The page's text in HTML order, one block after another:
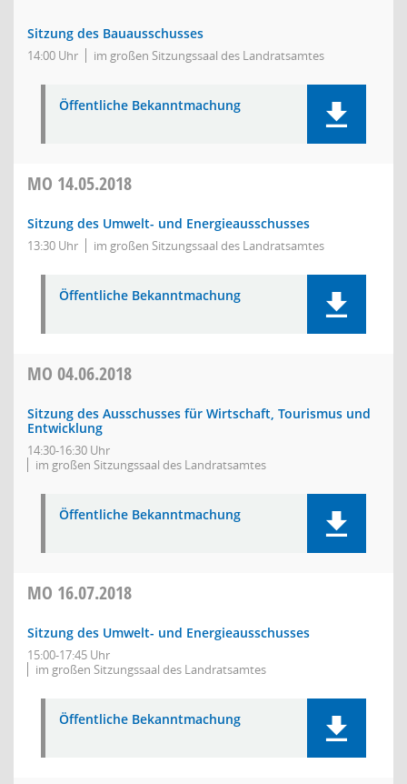
Sitzung des Bauausschusses
14:00 Uhr im großen Sitzungssaal des Landratsamtes
Öffentliche Bekanntmachung
MO 14.05.2018
Sitzung des Umwelt- und Energieausschusses
13:30 Uhr im großen Sitzungssaal des Landratsamtes
Öffentliche Bekanntmachung
MO 04.06.2018
Sitzung des Ausschusses für Wirtschaft, Tourismus und
Entwicklung
14:30-16:30 Uhr
im großen Sitzungssaal des Landratsamtes
Öffentliche Bekanntmachung
MO 16.07.2018
Sitzung des Umwelt- und Energieausschusses
15:00-17:45 Uhr
im großen Sitzungssaal des Landratsamtes
Öffentliche Bekanntmachung